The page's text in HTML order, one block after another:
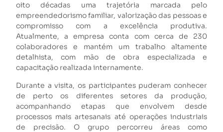
oito décadas uma trajetória marcada pelo
empreendedorismo familiar, valorização das pessoas e
compromisso com a excelência produtiva.
Atualmente, a empresa conta com cerca de 230
colaboradores e mantém um trabalho altamente
detalhista, com mão de obra especializada e
capacitação realizada internamente.
Durante a visita, os participantes puderam conhecer
de perto os diferentes setores da produção,
acompanhando etapas que envolvem desde
processos mais artesanais até operações industriais
de precisão. O grupo percorreu áreas como